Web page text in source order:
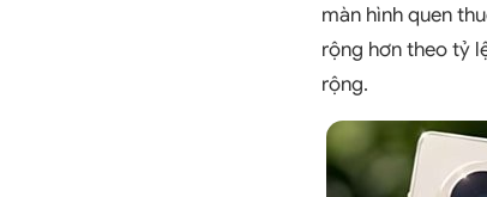
màn hình quen
rộng hơn theo tỷ
rộng.